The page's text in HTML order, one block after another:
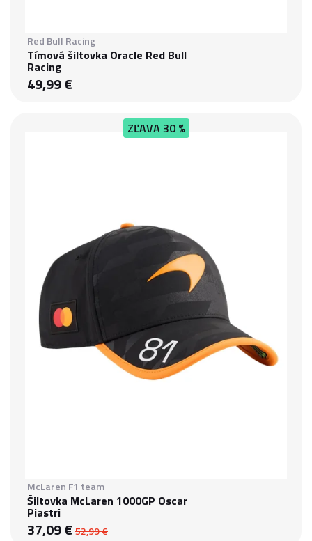
Red Bull Racing
Tímová šiltovka Oracle Red Bull
Racing
49,99 €
ZĽAVA30 %
McLaren F1 team
Šiltovka McLaren 1000GP Oscar
Piastri
37,09 € 52,99 €